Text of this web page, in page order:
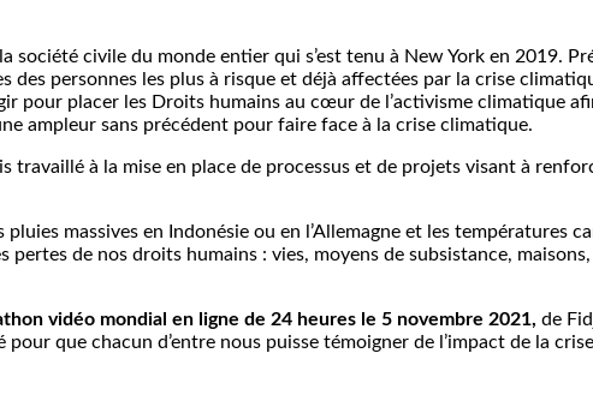
civile du monde entier qui s’est tenu à New York en 2019.
personnes les plus à risque et déjà affectées par la crise
pour placer les Droits humains au cœur de l’activisme climatique
ampleur sans précédent pour faire face à la crise climatique.
travaillé à la mise en place de processus et de projets visant à
massives en Indonésie ou en l’Allemagne et les températures
de nos droits humains : vies, moyens de subsistance,
vidéo mondial en ligne de 24 heures le 5 novembre 2021, de
pour que chacun d’entre nous puisse témoigner de l’impact de la